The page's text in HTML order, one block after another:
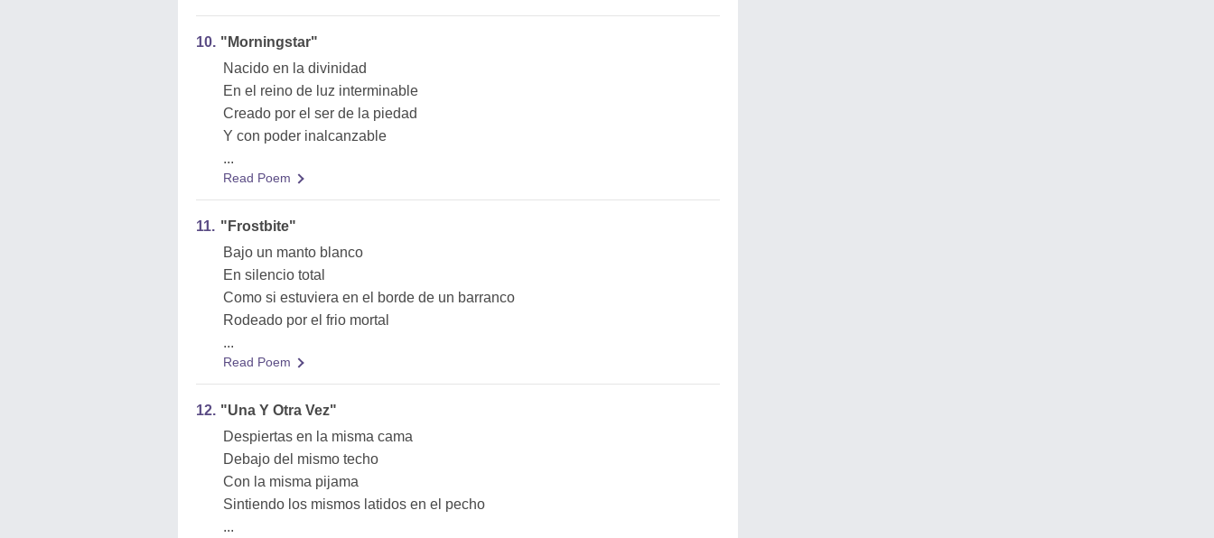
10. "Morningstar"
Nacido en la divinidad
En el reino de luz interminable
Creado por el ser de la piedad
Y con poder inalcanzable
...
Read Poem
11. "Frostbite"
Bajo un manto blanco
En silencio total
Como si estuviera en el borde de un barranco
Rodeado por el frio mortal
...
Read Poem
12. "Una Y Otra Vez"
Despiertas en la misma cama
Debajo del mismo techo
Con la misma pijama
Sintiendo los mismos latidos en el pecho
...